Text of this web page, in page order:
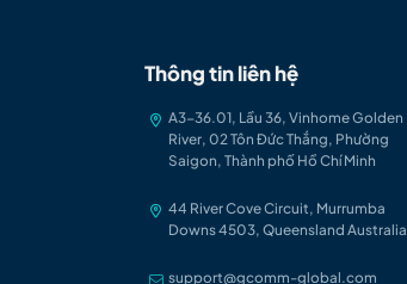
Thông tin liên hệ
A3-36.01, Lầu 36, Vinhome Golden
River, 02 Tôn Đức Thắng, Phường
Saigon, Thành phố Hồ Chí Minh
44 River Cove Circuit, Murrumba
Downs 4503, Queensland Australia
support@gcomm-global.com